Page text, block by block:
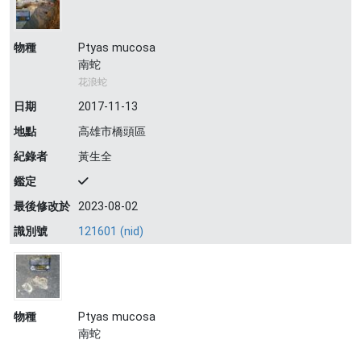
物種
Ptyas mucosa
南蛇
花浪蛇
日期
2017-11-13
地點
高雄市橋頭區
紀錄者
黃生全
鑑定
最後修改於 2023-08-02
識別號
121601 (nid)
物種
Ptyas mucosa
南蛇